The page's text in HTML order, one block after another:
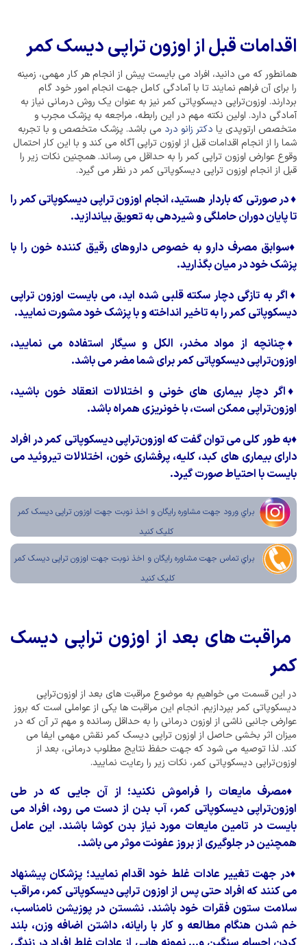
اقدامات قبل از اوزون تراپی دیسک کمر
همانطور که می دانید، افراد می بایست پیش از انجام هر کار مهمی، زمینه
را برای آن فراهم نمایند تا با آمادگی کامل جهت انجام امور خود گام
بردارند. اوزون‌تراپی دیسکوپاتی کمر نیز به عنوان یک روش درمانی نیاز به
آمادگی دارد. اولین نکته مهم در این رابطه، مراجعه به پزشک مجرب و
متخصص ارتوپدی یا دکتر زانو درد می باشد. پزشک متخصص و با تجربه
شما را از انجام اقدامات قبل از اوزون تراپی آگاه می کند و با این کار احتمال
وقوع عوارض اوزون تراپی کمر را به حداقل می رساند. همچنین نکات زیر را
قبل از انجام اوزون تراپی دیسکوپاتی کمر در نظر می گیرد.
♦در صورتی که باردار هستید، انجام اوزون تراپی دیسکوپاتی کمر را
تا پایان دوران حاملگی و شیردهی به تعویق بیاندازید.
♦سوابق مصرف دارو به خصوص داروهای رقیق کننده خون را با
پزشک خود در میان بگذارید.
♦اگر به تازگی دچار سکته قلبی شده اید، می بایست اوزون تراپی
دیسکوپاتی کمر را به تاخیر انداخته و با پزشک خود مشورت نمایید.
♦چنانچه از مواد مخدر، الکل و سیگار استفاده می نمایید،
اوزون‌تراپی دیسکوپاتی کمر برای شما مضر می باشد.
♦اگر دچار بیماری های خونی و اختلالات انعقاد خون باشید،
اوزون‌تراپی ممکن است، با خونریزی همراه باشد.
♦به طور کلی می توان گفت که اوزون‌تراپی دیسکوپاتی کمر در افراد
دارای بیماری های کبد، کلیه، پرفشاری خون، اختلالات تیروئید می
بایست با احتیاط صورت گیرد.
براي ورود جهت مشاوره رايگان و اخذ نوبت جهت اوزون تراپی دیسک کمر
کليک کنيد
براي تماس جهت مشاوره رايگان و اخذ نوبت جهت اوزون تراپی دیسک کمر
کليک کنيد
مراقبت های بعد از اوزون تراپی دیسک
کمر
در این قسمت می خواهیم به موضوع مراقبت های بعد از اوزون‌تراپی
دیسکوپاتی کمر بپردازیم. انجام این مراقبت ها یکی از عواملی است که بروز
عوارض جانبی ناشی از اوزون درمانی را به حداقل رسانده و مهم تر آن که در
میزان اثر بخشی حاصل از اوزون تراپی دیسک کمر نقش مهمی ایفا می
کند. لذا توصیه می شود که جهت حفظ نتایج مطلوب درمانی، بعد از
اوزون‌تراپی دیسکوپاتی کمر، نکات زیر را رعایت نمایید.
♦مصرف مایعات را فراموش نکنید؛ از آن جایی که در طی
اوزون‌تراپی دیسکوپاتی کمر، آب بدن از دست می رود، افراد می
بایست در تامین مایعات مورد نیاز بدن کوشا باشند. این عامل
همچنین در جلوگیری از بروز عفونت موثر می باشد.
♦در جهت تغییر عادات غلط خود اقدام نمایید؛ پزشکان پیشنهاد
می کنند که افراد حتی پس از اوزون تراپی دیسکوپاتی کمر، مراقب
سلامت ستون فقرات خود باشند. نشستن در پوزیشن نامناسب،
خم شدن هنگام مطالعه و کار با رایانه، داشتن اضافه وزن، بلند